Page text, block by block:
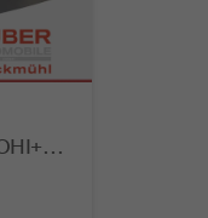
SELECTION 115PS AHK+KESSY+PDCVOHI+KAMERA+CLIMATRONIC+APPCONNECT+SITZHEIZUNG